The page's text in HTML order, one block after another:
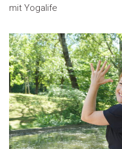
mit Yogalife